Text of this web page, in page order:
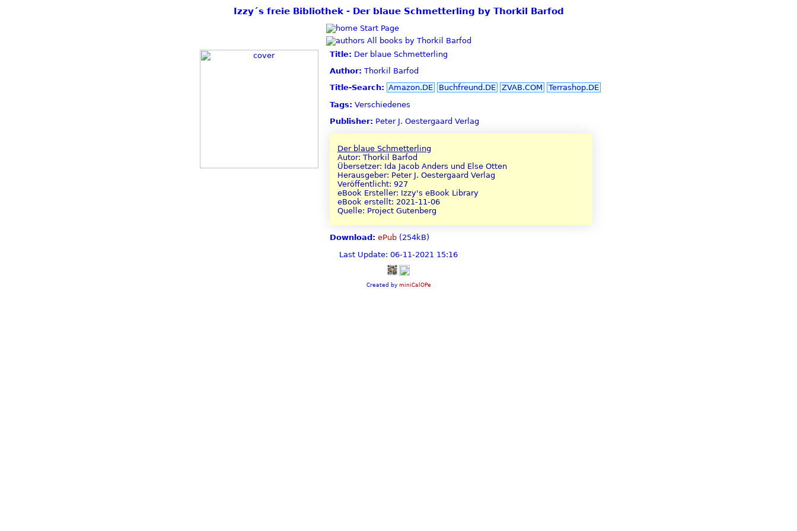
Izzy´s freie Bibliothek - Der blaue Schmetterling by Thorkil Barfod
Start Page
All books by Thorkil Barfod
Title: Der blaue Schmetterling
Author: Thorkil Barfod
Title-Search: Amazon.DE Buchfreund.DE ZVAB.COM
Terrashop.DE
Tags: Verschiedenes
Publisher: Peter J. Oestergaard Verlag
Der blaue Schmetterling
Autor: Thorkil Barfod
Übersetzer: Ida Jacob Anders und Else Otten
Herausgeber: Peter J. Oestergaard Verlag
Veröffentlicht: 927
eBook Ersteller: Izzy's eBook Library
eBook erstellt: 2021-11-06
Quelle: Project Gutenberg
Download: ePub(254kB)
Last Update: 06-11-2021 15:16
Created by miniCalOPe